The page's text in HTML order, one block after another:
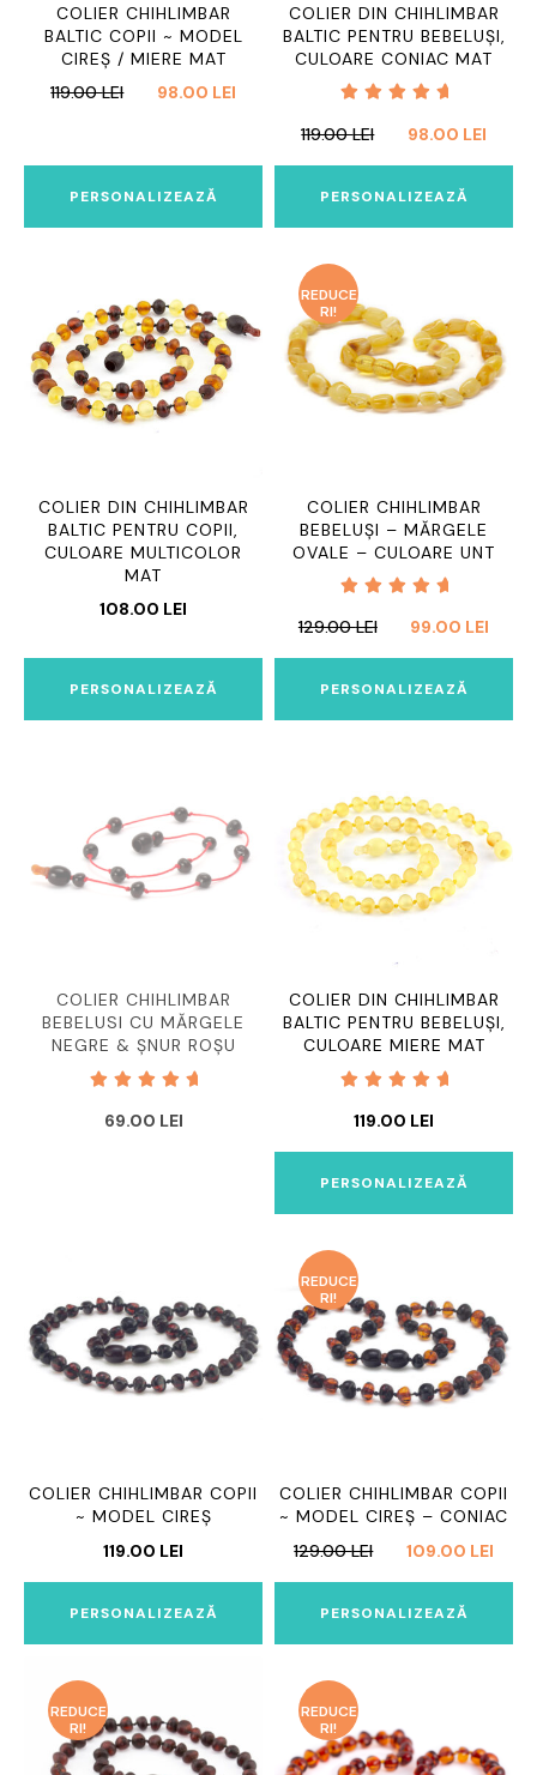
COLIER CHIHLIMBAR
BALTIC COPII ~ MODEL
CIREȘ / MIERE MAT
119.00LEI
PREȚUL
FOST:
119.00 LEI.
98.00 LEIPREȚUL
98.00 LEI.
PERSONALIZEAZĂ
COLIER DIN CHIHLIMBAR
BALTIC PENTRU BEBELUȘI,
CULOARE CONIAC MAT
la
5.00
din 5
119.00LEI
PREȚUL
98.00 LEI
PERSONALIZEAZĂ
COLIER DIN CHIHLIMBAR
BALTIC PENTRU COPII,
CULOARE MULTICOLOR
MAT
108.00 LEI
PERSONALIZEAZĂ
COLIER CHIHLIMBAR
BEBELUȘI – MĂRGELE
OVALE – CULOARE UNT
la
5.00
din 5
REDUCE
RI!
129.00LEI
PREȚUL
INIȚIAL
A
99.00 LEI
PERSONALIZEAZĂ
COLIER CHIHLIMBAR
BEBELUSI CU MĂRGELE
NEGRE & ȘNUR ROȘU
la5.00
69.00 LEI
COLIER DIN CHIHLIMBAR
BALTIC PENTRU BEBELUȘI,
CULOARE MIERE MAT
la5.00
din 5
119.00 LEI
PERSONALIZEAZĂ
COLIER CHIHLIMBAR COPII
~ MODEL CIREȘ
119.00 LEI
PERSONALIZEAZĂ
COLIER CHIHLIMBAR COPII
~ MODEL CIREȘ – CONIAC
REDUCE
RI!
129.00LEI
PREȚUL
109.00 LEI
PERSONALIZEAZĂ
REDUCE
RI!
REDUCE
RI!